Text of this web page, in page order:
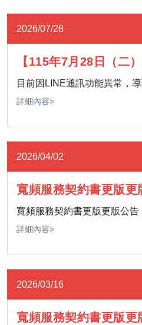
2026/07/28
【115年7月28日（二
異常】
目前因LINE通訊功能異常，
時無法提供服務。 影響期間
詳細內容>
2026/04/02
寬頻服務契約書更版更
寬頻服務契約書更版更版公告
詳細內容>
2026/03/16
寬頻服務契約書更版更